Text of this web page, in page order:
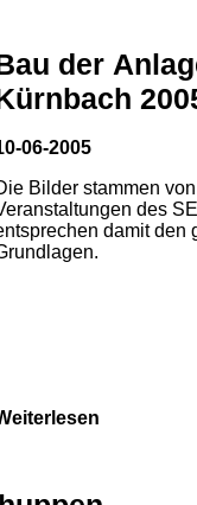
2 3
der
06-2005
Bilder stammen
des
damit den